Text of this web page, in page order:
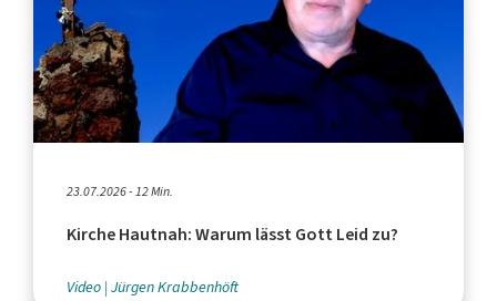
23.07.2026 - 12 Min.
Kirche Hautnah: Warum lässt Gott Leid zu?
Video Jürgen Krabbenhöft